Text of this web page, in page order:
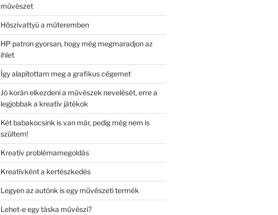
művészet
Hőszivattyú a műteremben
HP patron gyorsan, hogy még megmaradjon az
ihlet
Így alapítottam meg a grafikus cégemet
Jó korán elkezdeni a művészek nevelését, erre a
legjobbak a kreatív játékok
Két babakocsink is van már, pedig még nem is
szültem!
Kreatív problémamegoldás
Kreatívként a kertészkedés
Legyen az autónk is egy művészeti termék
Lehet-e egy táska művészi?